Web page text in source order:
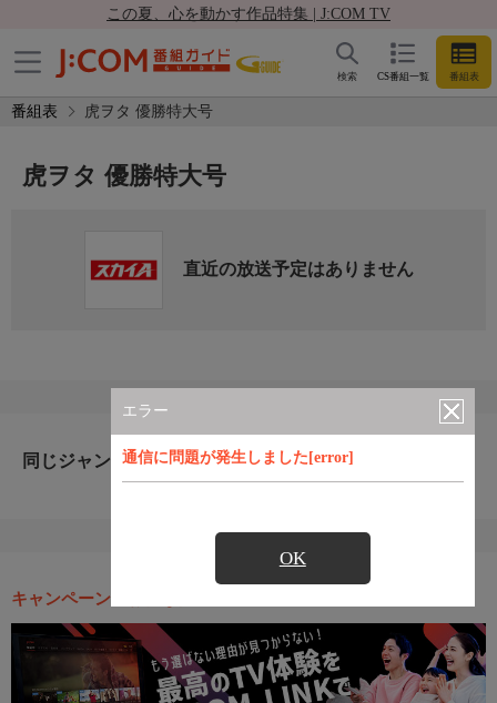
この夏、心を動かす作品特集 | J:COM TV
CS番組一覧 番組表
検索
番組表 虎ヲタ 優勝特大号
エラー
通信に問題が発生しました[error]
OK
虎ヲタ 優勝特大号
直近の放送予定はありません
同じジャンルのおすすめ番組
キャンペーン・お得な情報